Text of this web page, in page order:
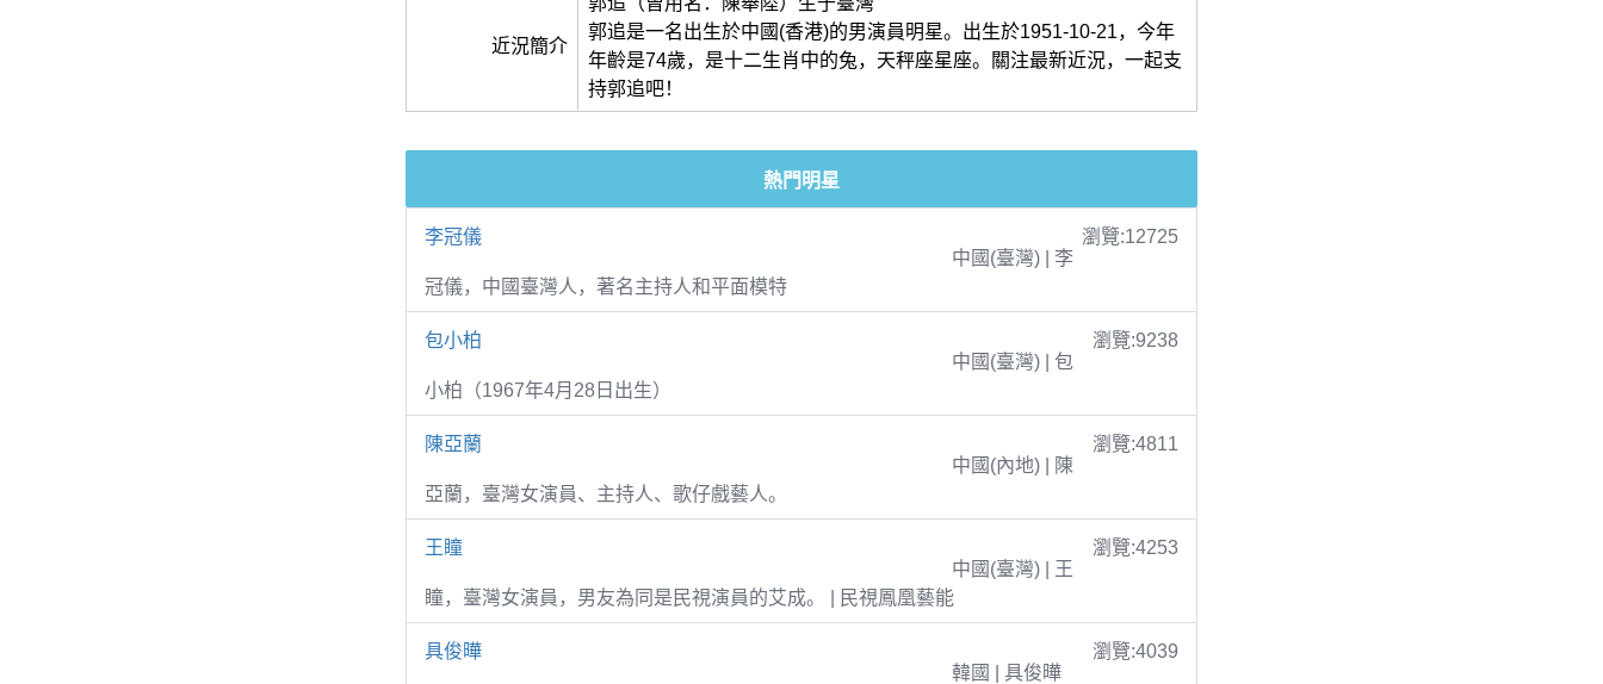
近況簡介
郭追是一名出生於中國(香港)的男演員明星。出生於1951-10-21，今年
年齡是74歲，是十二生肖中的兔，天秤座星座。關注最新近況，一起支
持郭追吧！
熱門明星
李冠儀
瀏覽:12725
中國(臺灣) | 李
冠儀，中國臺灣人，著名主持人和平面模特
包小柏
瀏覽:9238
中國(臺灣) | 包
小柏（1967年4月28日出生）
陳亞蘭
瀏覽:4811
中國(內地) | 陳
亞蘭，臺灣女演員、主持人、歌仔戲藝人。
王瞳
瀏覽:4253
中國(臺灣) | 王
瞳，臺灣女演員，男友為同是民視演員的艾成。 | 民視鳳凰藝能
具俊曄
瀏覽:4039
韓國 | 具俊曄